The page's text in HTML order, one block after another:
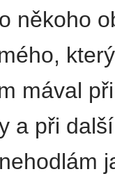
někoho
mával
a při